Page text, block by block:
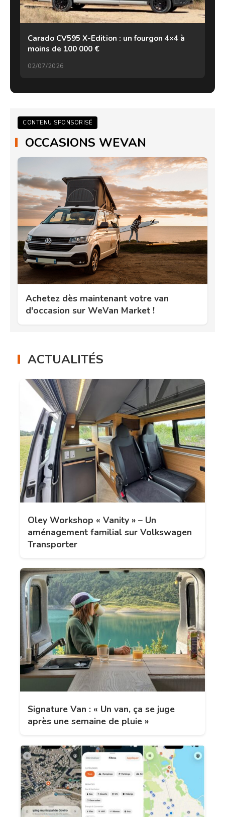
Carado CV595 X-Edition : un fourgon 4×4 à
moins de 100 000 €
02/07/2026
CONTENU SPONSORISÉ
OCCASIONS WEVAN
Achetez dès maintenant votre van
d'occasion sur WeVan Market !
ACTUALITÉS
Oley Workshop « Vanity » – Un
aménagement familial sur Volkswagen
Transporter
Signature Van : « Un van, ça se juge
après une semaine de pluie »